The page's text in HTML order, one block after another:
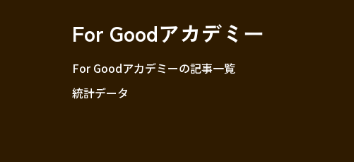
For Goodアカデミー
For Goodアカデミーの記事一覧
統計データ